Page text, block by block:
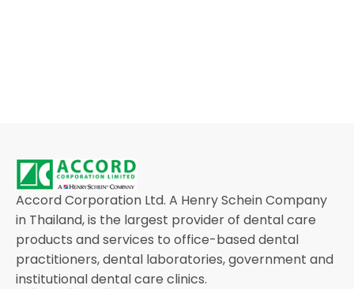
Accord Corporation Ltd. A Henry Schein Company
in Thailand, is the largest provider of dental care
products and services to office-based dental
practitioners, dental laboratories, government and
institutional dental care clinics.